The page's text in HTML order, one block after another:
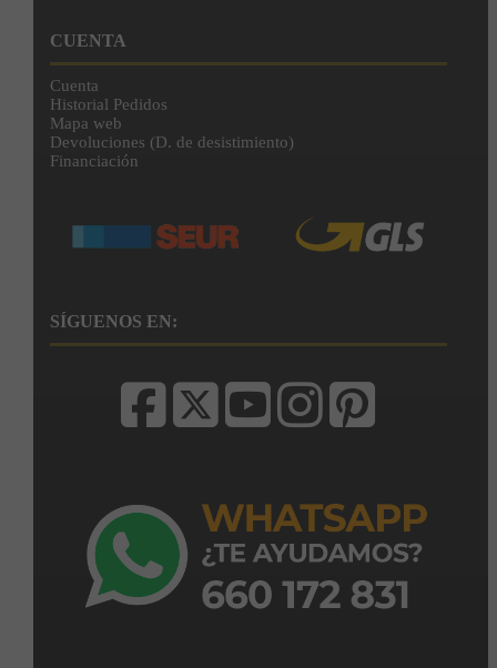
CUENTA
Cuenta
Historial Pedidos
Mapa web
Devoluciones (D. de desistimiento)
Financiación
SÍGUENOS EN: